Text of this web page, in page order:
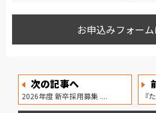
お申込みフォー
次の記事へ
2026年度 新卒採用募集 .... 『